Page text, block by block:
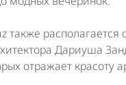
также
Дариуша
отражает красоту